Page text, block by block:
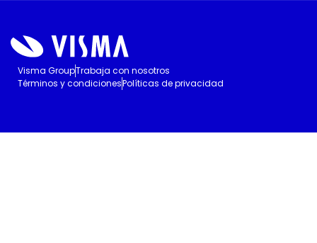
Visma GroupTrabaja con nosotros
Términos y condicionesPolíticas de privacidad